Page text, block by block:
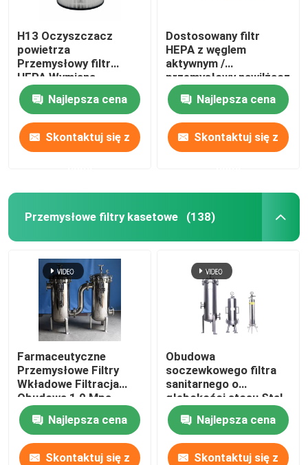
H13 Oczyszczacz
powietrza
Przemysłowy filtr
HEPA Wymiana
Dostosowane
Najlepsza cena
Skontaktuj się z
Dostosowany filtr
HEPA z węglem
aktywnym /
przemysłowy nawilżacz
filtra powietrza
Najlepsza cena
Skontaktuj się z
Przemysłowe filtry kasetowe (138)
Farmaceutyczne
Przemysłowe Filtry
Wkładowe Filtracja
Obudowa 1,0 Mpa
Najlepsza cena
Skontaktuj się z
Obudowa
soczewkowego filtra
sanitarnego o
głębokości stosu Stal
nierdzewna
Najlepsza cena
Skontaktuj się z